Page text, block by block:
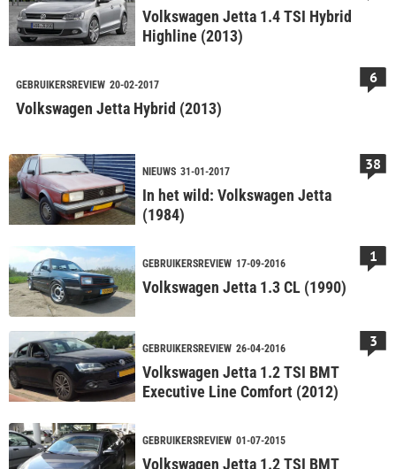
Volkswagen Jetta 1.4 TSI Hybrid
Highline (2013)
GEBRUIKERSREVIEW 20-02-2017
Volkswagen Jetta Hybrid (2013)
6
NIEUWS 31-01-2017
In het wild: Volkswagen Jetta
(1984)
38
GEBRUIKERSREVIEW 17-09-2016
Volkswagen Jetta 1.3 CL (1990)
1
GEBRUIKERSREVIEW 26-04-2016
Volkswagen Jetta 1.2 TSI BMT
Executive Line Comfort (2012)
3
GEBRUIKERSREVIEW 01-07-2015
Volkswagen Jetta 1.2 TSI BMT